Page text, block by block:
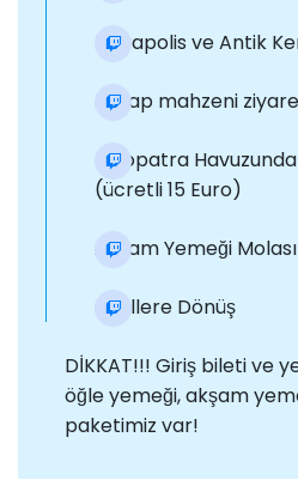
Hierapolis ve Antik
Şarap mahzeni
Kleopatra Havuzunda
(ücretli 15 Euro)
Akşam Yemeği Molası
Otellere Dönüş
DİKKAT!!! Giriş bileti ve
öğle yemeği, akşam
paketimiz var!